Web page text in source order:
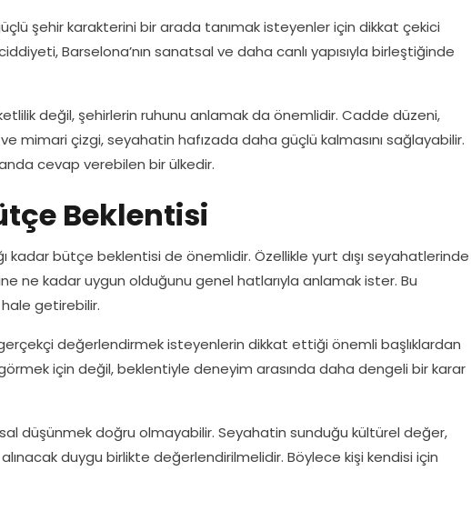
şehir karakterini bir arada tanımak isteyenler için dikkat çekici
Barselona’nın sanatsal ve daha canlı yapısıyla birleştiğinde
değil, şehirlerin ruhunu anlamak da önemlidir. Cadde düzeni,
mimari çizgi, seyahatin hafızada daha güçlü kalmasını sağlayabilir.
cevap verebilen bir ülkedir.
Beklentisi
kadar bütçe beklentisi de önemlidir. Özellikle yurt dışı seyahatlerinde
ne kadar uygun olduğunu genel hatlarıyla anlamak ister. Bu
getirebilir.
değerlendirmek isteyenlerin dikkat ettiği önemli başlıklardan
için değil, beklentiyle deneyim arasında daha dengeli bir karar
düşünmek doğru olmayabilir. Seyahatin sunduğu kültürel değer,
duygu birlikte değerlendirilmelidir. Böylece kişi kendisi için